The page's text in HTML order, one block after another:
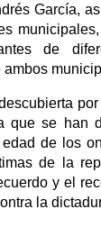
García,
de
que se han
de los
de la
y el
la